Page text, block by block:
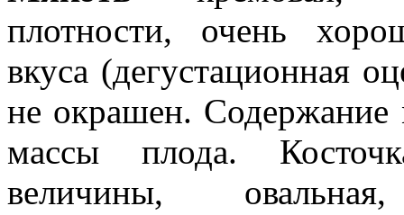
плотности, очень
вкуса (дегустационная
не окрашен. Содержание
массы плода.
величины, овальная,